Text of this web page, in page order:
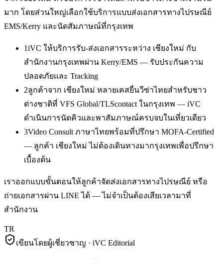
มาก โดยส่วนใหญ่เลือกใช้บริการแบบส่งเอกสารทางไปรษณีย์
EMS/Kerry และนัดสัมภาษณ์ที่กรุงเทพ
1iVC ให้บริการรับ-ส่งเอกสารระหว่าง เชียงใหม่ กับ
สำนักงานกรุงเทพผ่าน Kerry/EMS — รับประกันความ
ปลอดภัยและ Tracking
2ลูกค้าจาก เชียงใหม่ หลายเคสยื่นวีซ่าไทยสำหรับชาว
ต่างชาติที่ VFS Global/TLScontact ในกรุงเทพ — iVC
ดำเนินการนัดคิวและพาสัมภาษณ์ครบจบในเที่ยวเดียว
3Video Consult ภาษาไทยพร้อมที่ปรึกษา MOFA-Certified
— ลูกค้า เชียงใหม่ ไม่ต้องเดินทางมากรุงเทพเพื่อปรึกษา
เบื้องต้น
เราออกแบบขั้นตอนให้ลูกค้าจัดส่งเอกสารทางไปรษณีย์ หรือ
ถ่ายเอกสารผ่าน LINE ได้ — ไม่จำเป็นต้องเสียเวลามาที่
สำนักงาน
TR
เขียนโดยผู้เชี่ยวชาญ · iVC Editorial